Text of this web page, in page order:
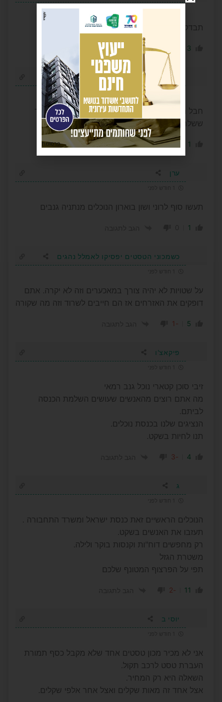
1 חודש לפני
תבדקו את מכוני הרישוי בנתניה נוכלים גנבים
3 הגב לתגובה
אנשים טובים
חבל מאוד שסגרו את המקום.קרעו לי את הצורה עד
ששלחתי את הרכב האהוב שלי לגריטה.
1 הגב לתגובה
ערן
תעשו סוף לרוני ושון בוארון הנוכלים מנתניה גנבים
1
כשמכוני הטסטים יפסיקו לאמלל נהגים
על שטויות לא יהיה צורך במאכערים וזה לא יקרה. אתם
דופקים את האזרחים אז הם חייבים לשרוד וזה מה שקורה
5
-1
פיקאצ'ו
זיבי סוכן קטארי נוכל גנב רמאי
מה אתם רוצים מהאנשים שעושים השלמת הכנסה
לביתם.
הנציגים שלנו בכנסת נוכלים.
תנו לחיות בשקט.
4
-3
ג
הנוכלים הראשיים זאת כנסת ישראל ומשרד התחבורה .
תעזבו את האנשים בשקט.
רק מחפשים דוח"ות וקנסות בוקר ולילה.
משטרת הגזל
תפי על הפרצוף המטונף שלכם
11
-2
יוסי ב
אני לא מכיר מכון טסטים אחד שלא מקבל כסף תמורת
העברת טסט לרכב תקול.
השאלה היא רק המחיר.
אצל אחד זה מאות שקלים ואצל אחר אלפי שקלים.
פרסומת